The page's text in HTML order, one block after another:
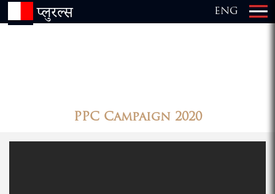
प्लुरल्स ENG ×
PPC Campaign 2020